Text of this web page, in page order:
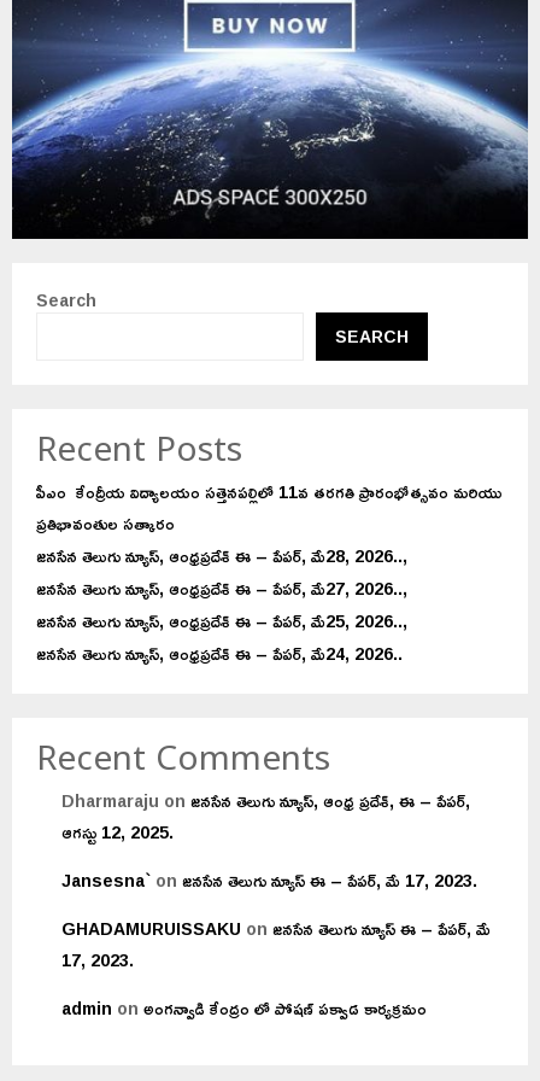
Search
SEARCH
Recent Posts
పీఎం కేంద్రీయ విద్యాలయం సత్తెనపల్లిలో 11వ తరగతి ప్రారంభోత్సవం మరియు
ప్రతిభావంతుల సత్కారం
జనసేన తెలుగు న్యూస్, ఆంధ్రప్రదేశ్ ఈ – పేపర్, మే28, 2026..,
జనసేన తెలుగు న్యూస్, ఆంధ్రప్రదేశ్ ఈ – పేపర్, మే27, 2026..,
జనసేన తెలుగు న్యూస్, ఆంధ్రప్రదేశ్ ఈ – పేపర్, మే25, 2026..,
జనసేన తెలుగు న్యూస్, ఆంధ్రప్రదేశ్ ఈ – పేపర్, మే24, 2026..
Recent Comments
Dharmaraju onజనసేన తెలుగు న్యూస్, ఆంధ్ర ప్రదేశ్, ఈ – పేపర్,
ఆగస్టు 12, 2025.
Jansesna`onజనసేన తెలుగు న్యూస్ ఈ – పేపర్, మే 17, 2023.
GHADAMURUISSAKU onజనసేన తెలుగు న్యూస్ ఈ – పేపర్, మే
17, 2023.
admin onఅంగన్వాడి కేంద్రం లో పోషణ్ పక్వాడ కార్యక్రమం